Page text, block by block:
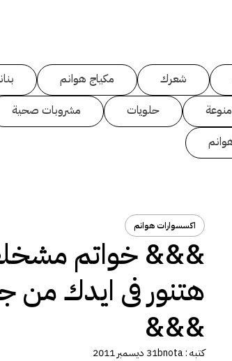
شعرك مكياج هوانم
حلويات مشروبات صحية
اكسسوارات هوانم
&&& خواتم
هتنور فى ايدك من
&&&
كتبه :bnota31 ديسمبر 2011